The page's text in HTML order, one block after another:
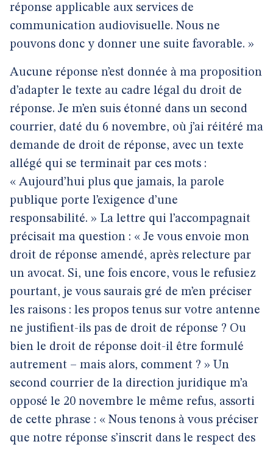
réponse applicable aux services de
communication audiovisuelle. Nous ne
pouvons donc y donner une suite favorable. »
Aucune réponse n’est donnée à ma proposition
d’adapter le texte au cadre légal du droit de
réponse. Je m’en suis étonné dans un second
courrier, daté du 6 novembre, où j’ai réitéré ma
demande de droit de réponse, avec un texte
allégé qui se terminait par ces mots :
« Aujourd’hui plus que jamais, la parole
publique porte l’exigence d’une
responsabilité. » La lettre qui l’accompagnait
précisait ma question : « Je vous envoie mon
droit de réponse amendé, après relecture par
un avocat. Si, une fois encore, vous le refusiez
pourtant, je vous saurais gré de m’en préciser
les raisons : les propos tenus sur votre antenne
ne justifient-ils pas de droit de réponse ? Ou
bien le droit de réponse doit-il être formulé
autrement – mais alors, comment ? » Un
second courrier de la direction juridique m’a
opposé le 20 novembre le même refus, assorti
de cette phrase : « Nous tenons à vous préciser
que notre réponse s’inscrit dans le respect des